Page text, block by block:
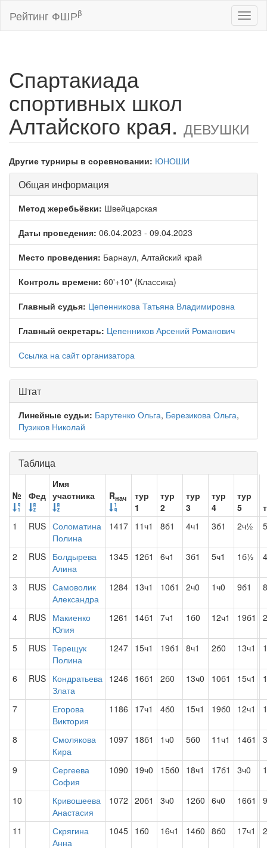
Рейтинг ФШРβ
Спартакиада
спортивных школ
Алтайского края. ДЕВУШКИ
Другие турниры в соревновании: ЮНОШИ
Общая информация
Метод жеребьёвки: Швейцарская
Даты проведения: 06.04.2023 - 09.04.2023
Место проведения: Барнаул, Алтайский край
Контроль времени: 60'+10" (Классика)
Главный судья: Цепенникова Татьяна Владимировна
Главный секретарь: Цепенников Арсений Романович
Ссылка на сайт организатора
Штат
Линейные судьи: Барутенко Ольга, Березикова Ольга,
Пузиков Николай
Таблица
№ Фед
Имя
участника
Rнач
тур
1
тур
2
тур
3
тур
4
тур
5
1
RUS Соломатина
Полина
1417 11ч1 8б1 4ч1 3б1 2ч½
2 RUS Болдырева
Алина
1345 12б1 6ч1 3б1 5ч1 1б½
3 RUS Самоволик
Александра
1284 13ч1 10б1 2ч0 1ч0 9б1
4 RUS Макиенко
Юлия
1261 14б1 7ч1 1б0 12ч1 19б1
5 RUS Терещук
Полина
1247 15ч1 19б1 8ч1 2б0 13ч1
6 RUS Кондратьева
Злата
1246 16б1 2б0 13ч0 10б1 15ч1
7
Егорова
Виктория
1186 17ч1 4б0 15ч1 19б0 12ч1
8
Смолякова
Кира
1097 18б1 1ч0 5б0 11ч1 14б1
9
Сергеева
София
1090 19ч0 15б0 18ч1 17б1 3ч0
10
Кривошеева
Анастасия
1072 20б1 3ч0 12б0 6ч0 16б1
11
Скрягина
Анна
1045 1б0 16ч1 14б0 8б0 17ч1